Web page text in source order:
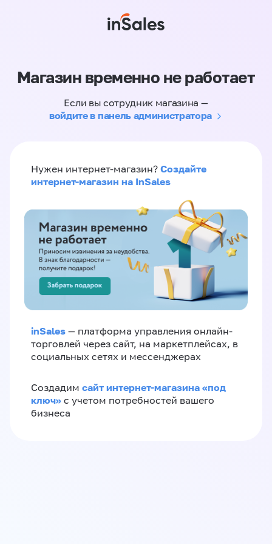
Магазин временно не работает
Если вы сотрудник магазина —
войдите в панель администратора
Нужен интернет-магазин? Создайте
интернет-магазин на InSales
inSales — платформа управления онлайн-
торговлей через сайт, на маркетплейсах, в
социальных сетях и мессенджерах
Создадим сайт интернет-магазина «под
ключ» с учетом потребностей вашего
бизнеса